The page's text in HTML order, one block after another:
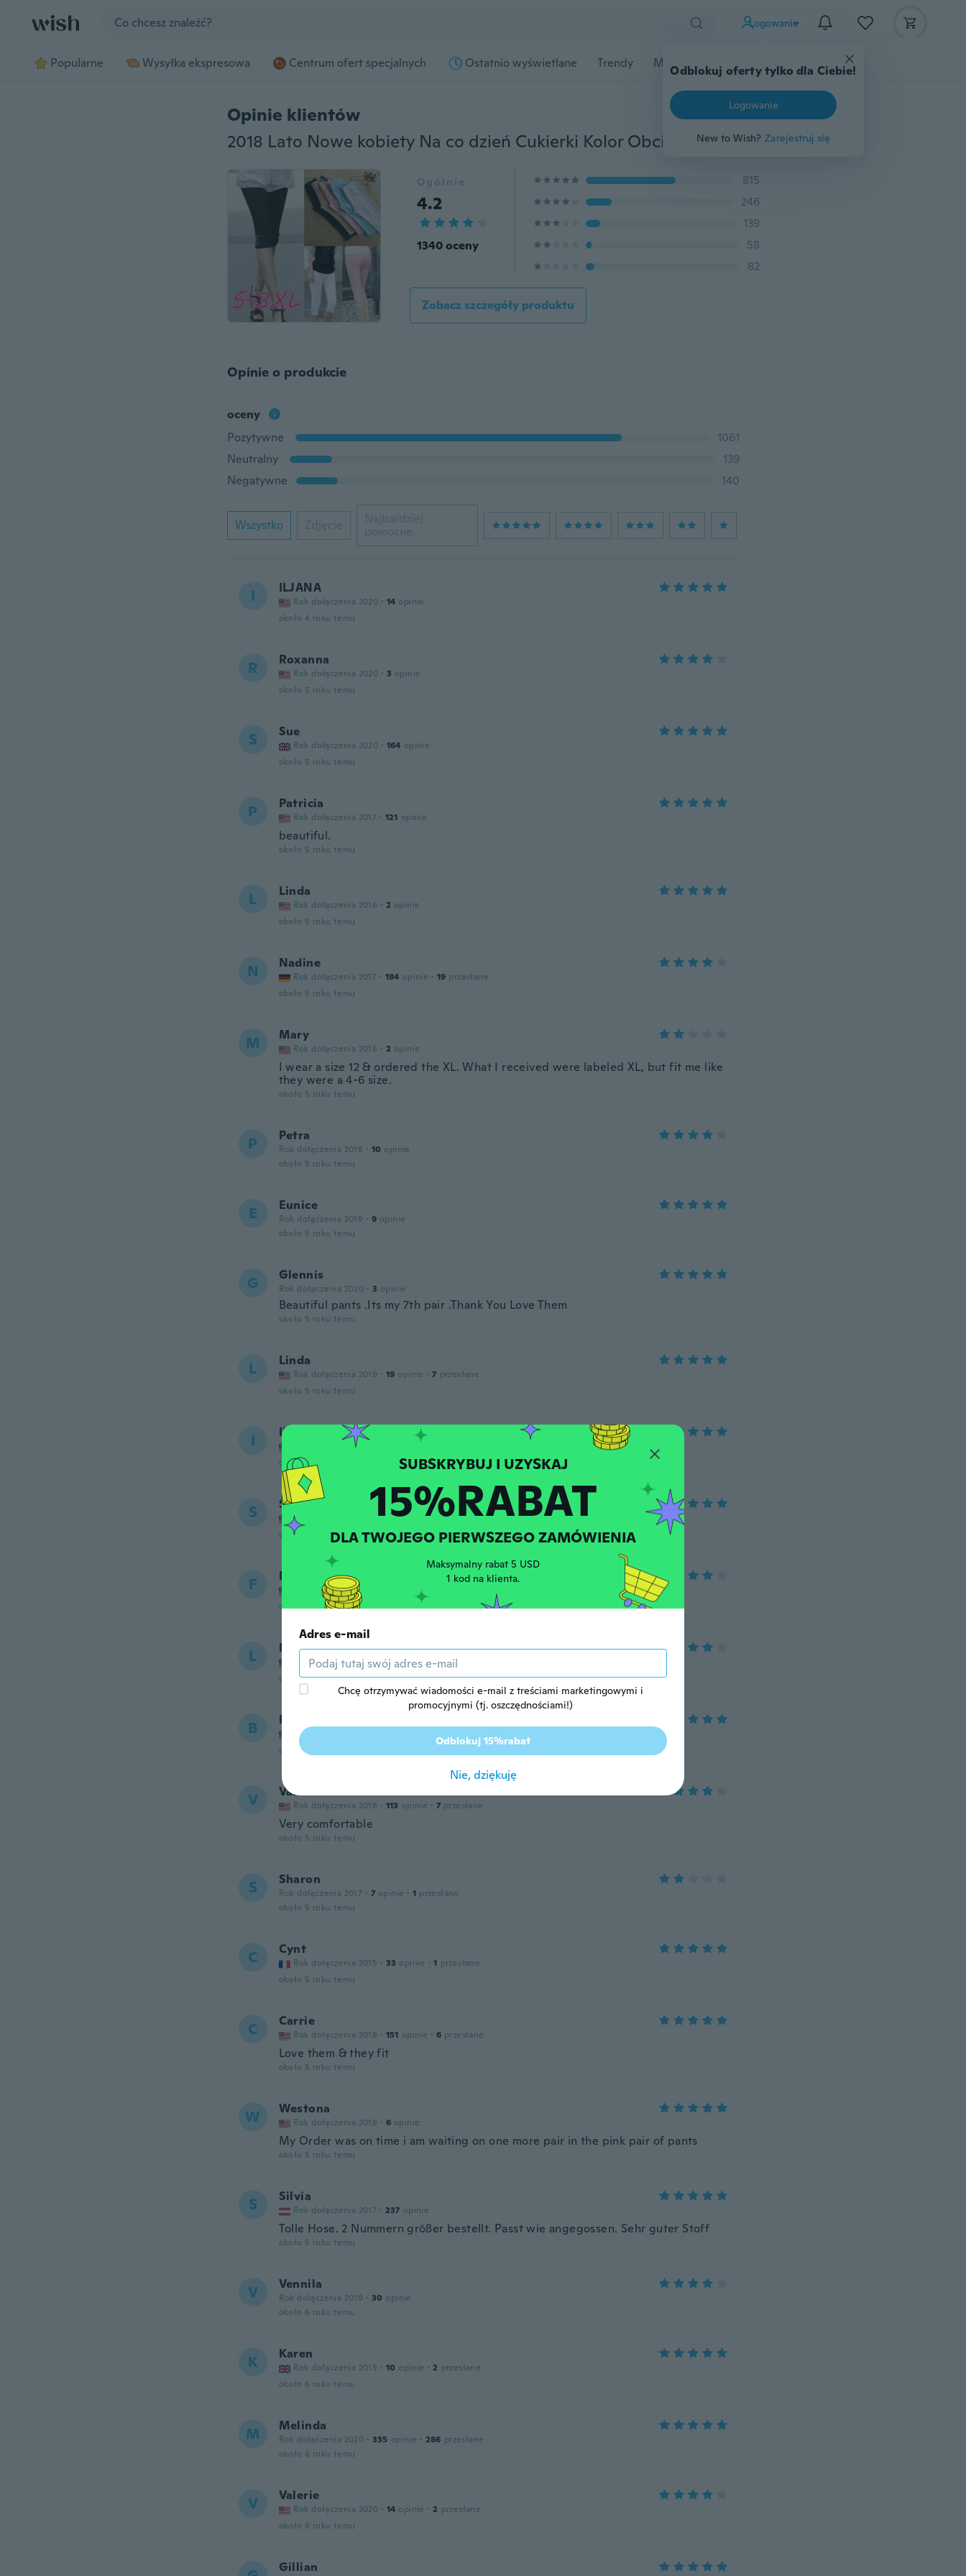
Logowanie
Odblokuj oferty tylko dla Ciebie!
Logowanie
New to Wish? Zarejestruj się
Popularne Wysyłka ekspresowa Centrum ofert specjalnych Ostatnio wyświetlane Trendy Moda Przybory dziecięce Więcej
Opinie klientów
2018 Lato Nowe kobiety Na co dzień Cukierki Kolor Obcisłe wąskie spodnie ołówkowe Spodnie Capris Do kolan Spodnie Legginsy
Ogólnie
4.2
1340 oceny
815
246
139
58
82
Zobacz szczegóły produktu
Opinie o produkcie
oceny
Pozytywne
1061
Neutralny
139
Negatywne
140
Wszystko Zdjęcie
Najbardziej
pomocne
I ILJANA
Rok dołączenia 2020 · 14 opinie
około 4 roku temu
R Roxanna
Rok dołączenia 2020 · 3 opinie
około 5 roku temu
S Sue
Rok dołączenia 2020 · 164 opinie
około 5 roku temu
P Patricia
Rok dołączenia 2017 · 121 opinie
beautiful.
około 5 roku temu
L Linda
Rok dołączenia 2016 · 2 opinie
około 5 roku temu
N Nadine
Rok dołączenia 2017 · 184 opinie · 19 przesłane
około 5 roku temu
M Mary
Rok dołączenia 2018 · 2 opinie
I wear a size 12 & ordered the XL. What I received were labeled XL, but fit me like
they were a 4-6 size.
około 5 roku temu
P Petra
Rok dołączenia 2018 · 10 opinie
około 5 roku temu
E Eunice
Rok dołączenia 2019 · 9 opinie
około 5 roku temu
G Glennis
Rok dołączenia 2020 · 3 opinie
Beautiful pants .Its my 7th pair .Thank You Love Them
około 5 roku temu
L Linda
Rok dołączenia 2019 · 19 opinie · 7 przesłane
około 5 roku temu
I Ilona
Rok dołączenia 2016
około 5 roku temu
S Sheila
Rok dołączenia 2019 · 15 opinie
około 5 roku temu
F Faye
Rok dołączenia 2018
około 5 roku temu
L Linda
Rok dołączenia 2017 · 3 opinie
około 5 roku temu
B Ben
Rok dołączenia 2019
około 5 roku temu
V Val
Rok dołączenia 2018 · 113 opinie · 7 przesłane
Very comfortable
około 5 roku temu
S Sharon
Rok dołączenia 2017 · 7 opinie · 1 przesłane
około 5 roku temu
C Cynt
Rok dołączenia 2015 · 33 opinie · 1 przesłane
około 5 roku temu
C Carrie
Rok dołączenia 2018 · 151 opinie · 6 przesłane
Love them & they fit
około 5 roku temu
W Westona
Rok dołączenia 2018 · 6 opinie
My Order was on time i am waiting on one more pair in the pink pair of pants
około 5 roku temu
S Silvia
Rok dołączenia 2017 · 237 opinie
Tolle Hose. 2 Nummern größer bestellt. Passt wie angegossen. Sehr guter Stoff
około 5 roku temu
V Vennila
Rok dołączenia 2019 · 30 opinie
około 6 roku temu
K Karen
Rok dołączenia 2015 · 10 opinie · 2 przesłane
około 6 roku temu
M Melinda
Rok dołączenia 2020 · 335 opinie · 286 przesłane
około 6 roku temu
V Valerie
Rok dołączenia 2020 · 14 opinie · 2 przesłane
około 6 roku temu
Gillian
15%RABAT
DLA TWOJEGO PIERWSZEGO ZAMÓWIENIA
Maksymalny rabat 5 USD
1 kod na klienta.
Adres e-mail
Chcę otrzymywać wiadomości e-mail z treściami marketingowymi i
promocyjnymi (tj. oszczędnościami!)
Odblokuj 15%rabat
Nie, dziękuję